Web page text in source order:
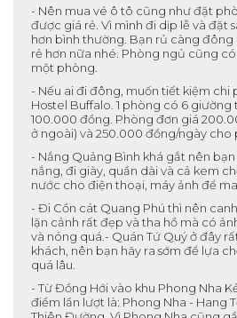
- Nên mua vé ô tô cũng như đặt
được giá rẻ. Vì mình đi dịp lễ và đặt
hơn bình thường. Bạn rủ càng
rẻ hơn nữa nhé. Phòng ngủ cũng
một phòng.
- Nếu ai đi đông, muốn tiết kiệm chi
Hostel Buffalo. 1 phòng có 6 giường
100.000 đồng. Phòng đơn giá
ở ngoài) và 250.000 đồng/ngày cho
- Nắng Quảng Bình khá gắt nên
nắng, đi giày, quần dài và cả kem
nước cho điện thoại, máy ảnh để
- Đi Cồn cát Quang Phú thì nên
lặn cảnh rất đẹp và tha hồ mà có
và nóng quá.- Quán Tứ Quý ở đây
khách, nên bạn hãy ra sớm để lựa
quá lâu.
- Từ Đồng Hới vào khu Phong Nha
điểm lần lượt là: Phong Nha - Hang